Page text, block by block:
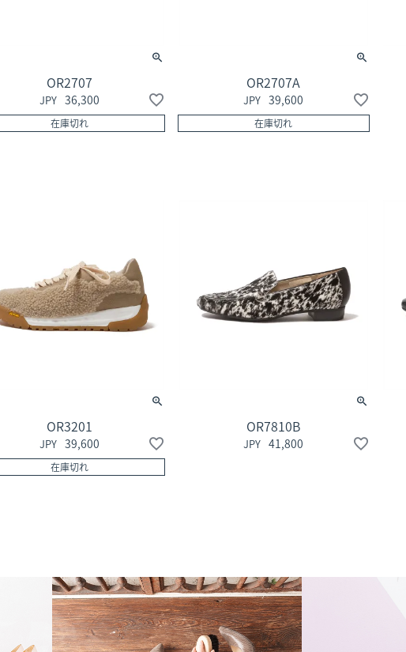
OR2707
36,300
在庫切れ
OR2707A
39,600
在庫切れ
OR3201
39,600
在庫切れ
OR7810B
41,800